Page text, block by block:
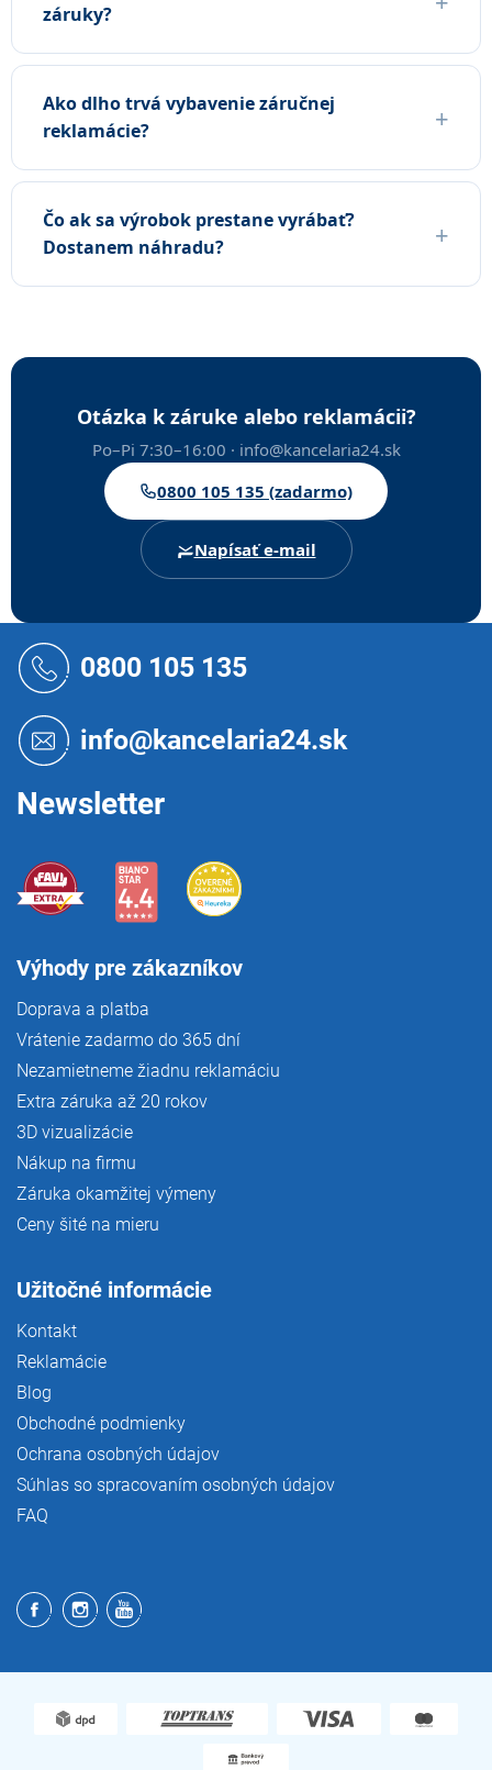
záruky?
Ako dlho trvá vybavenie záručnej
reklamácie?
Čo ak sa výrobok prestane vyrábať?
Dostanem náhradu?
Otázka k záruke alebo reklamácii?
Po–Pi 7:30–16:00 · info@kancelaria24.sk
0800 105 135 (zadarmo)
Napísať e-mail
0800 105 135
info@kancelaria24.sk
Newsletter
Výhody pre zákazníkov
Doprava a platba
Vrátenie zadarmo do 365 dní
Nezamietneme žiadnu reklamáciu
Extra záruka až 20 rokov
3D vizualizácie
Nákup na firmu
Záruka okamžitej výmeny
Ceny šité na mieru
Užitočné informácie
Kontakt
Reklamácie
Blog
Obchodné podmienky
Ochrana osobných údajov
Súhlas so spracovaním osobných údajov
FAQ